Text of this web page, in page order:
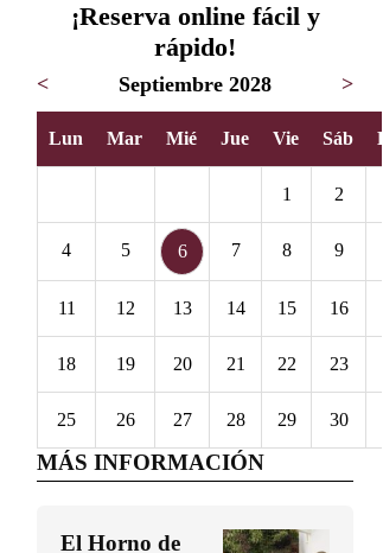
¡Reserva online fácil y
rápido!
< Septiembre 2028 >
Lun Mar Mié Jue Vie Sáb
1 2
4 5 6 7 8 9
11 12 13 14 15 16
18 19 20 21 22 23
25 26 27 28 29 30
MÁS INFORMACIÓN
El Horno de